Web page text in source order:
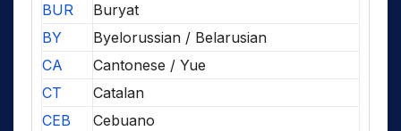
BUR
Buryat
BY
Byelorussian / Belarusian
CA
Cantonese / Yue
CT
Catalan
CEB
Cebuano